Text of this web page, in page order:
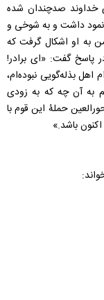
خداوند صدچندان شده
نمود داشت و به شوخی و
به او اشکال گرفت که
پاسخ گفت: «ای برادر!
اهل بذله‌گویی نبوده‌­ام،
به آن چه که به زودی
حملۀ این قوم با
باشد.»